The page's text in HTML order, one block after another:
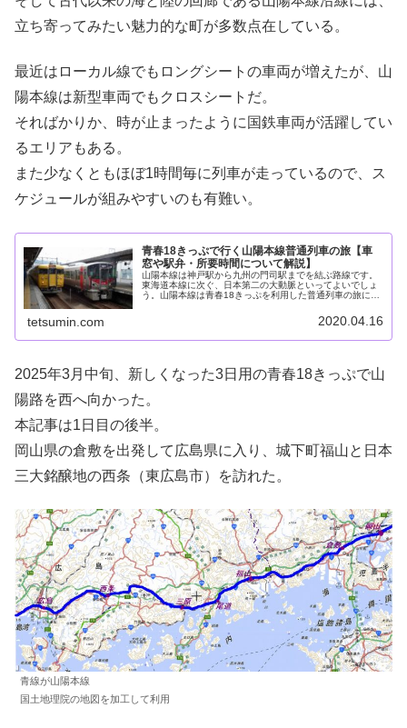
立ち寄ってみたい魅力的な町が多数点在している。
最近はローカル線でもロングシートの車両が増えたが、山
陽本線は新型車両でもクロスシートだ。
そればかりか、時が止まったように国鉄車両が活躍してい
るエリアもある。
また少なくともほぼ1時間毎に列車が走っているので、ス
ケジュールが組みやすいのも有難い。
青春18きっぷで行く山陽本線普通列車の旅【車
窓や駅弁・所要時間について解説】
山陽本線は神戸駅から九州の門司駅までを結ぶ路線です。
東海道本線に次ぐ、日本第二の大動脈といってよいでしょ
う。山陽本線は青春18きっぷを利用した普通列車の旅に非
tetsumin.com 2020.04.16
2025年3月中旬、新しくなった3日用の青春18きっぷで山
陽路を西へ向かった。
本記事は1日目の後半。
岡山県の倉敷を出発して広島県に入り、城下町福山と日本
三大銘醸地の西条（東広島市）を訪れた。
青線が山陽本線
国土地理院の地図を加工して利用